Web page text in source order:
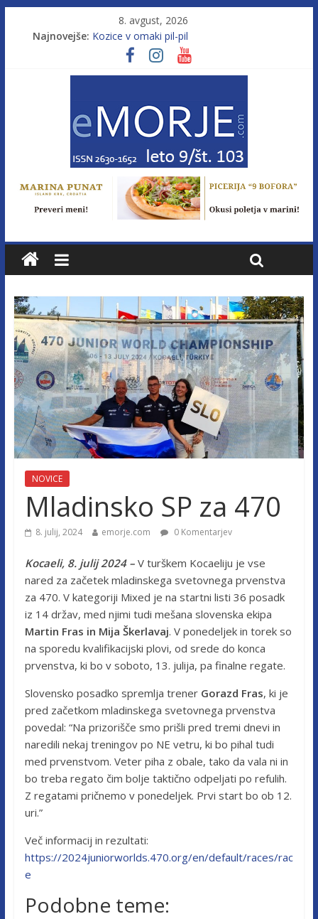
8. avgust, 2026
Najnovejše: Kozice v omaki pil-pil
Leto 9, št. 103; Licenca brez morja
Od morja do gorja 11
NOVICE
Mladinsko SP za 470
8. julij, 2024 emorje.com 0 Komentarjev
Kocaeli, 8. julij 2024 –V turškem Kocaeliju je vse
nared za začetek mladinskega svetovnega prvenstva
za 470. V kategoriji Mixed je na startni listi 36 posadk
iz 14 držav, med njimi tudi mešana slovenska ekipa
Martin Fras in Mija Škerlavaj. V ponedeljek in torek so
na sporedu kvalifikacijski plovi, od srede do konca
prvenstva, ki bo v soboto, 13. julija, pa finalne regate.
Slovensko posadko spremlja trener Gorazd Fras, ki je
pred začetkom mladinskega svetovnega prvenstva
povedal: “Na prizorišče smo prišli pred tremi dnevi in
naredili nekaj treningov po NE vetru, ki bo pihal tudi
med prvenstvom. Veter piha z obale, tako da vala ni in
bo treba regato čim bolje taktično odpeljati po refulih.
Z regatami pričnemo v ponedeljek. Prvi start bo ob 12.
uri.”
Več informacij in rezultati:
https://2024juniorworlds.470.org/en/default/races/rac
e
Podobne teme: